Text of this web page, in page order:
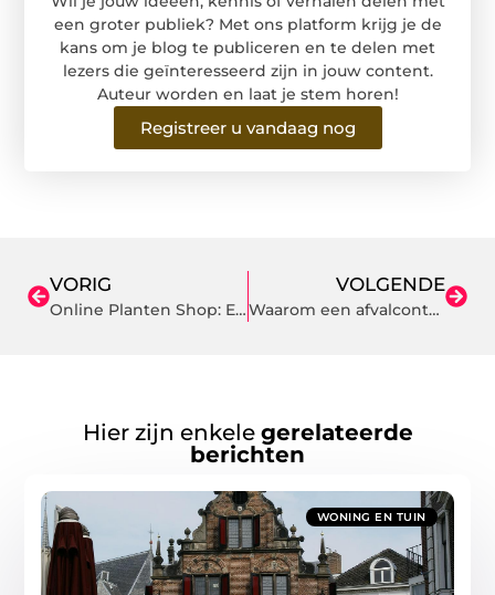
een groter publiek? Met ons platform krijg je de
kans om je blog te publiceren en te delen met
lezers die geïnteresseerd zijn in jouw content.
Auteur worden en laat je stem horen!
Registreer u vandaag nog
VORIG
Online Planten Shop: Een Complete Gids voor Seizoensplanten
VOLGENDE
Waarom een afvalcontainer huren?
Hier zijn enkele gerelateerde
berichten
WONING EN TUIN